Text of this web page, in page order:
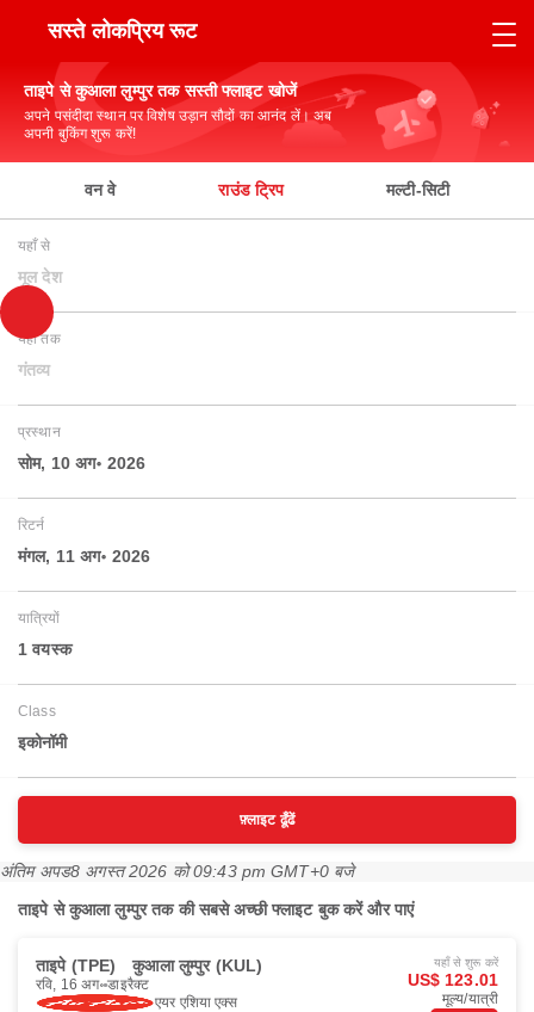
सस्ते लोकप्रिय रूट
ताइपे से कुआला लुम्पुर तक सस्ती फ्लाइट खोजें
अपने पसंदीदा स्थान पर विशेष उड़ान सौदों का आनंद लें। अब
अपनी बुकिंग शुरू करें!
वन वे राउंड ट्रिप मल्टी-सिटी
यहाँ से
मूल देश
यहाँ तक
गंतव्य
प्रस्थान
सोम, 10 अग॰ 2026
रिटर्न
मंगल, 11 अग॰ 2026
यात्रियों
1 वयस्‍क
Class
इकोनॉमी
फ़्लाइट ढूँढें
अंतिम अपड8 अगस्त 2026 को 09:43 pm GMT+0 बजे
ताइपे से कुआला लुम्पुर तक की सबसे अच्छी फ्लाइट बुक करें और पाएं
ताइपे (TPE) कुआला लुम्पुर (KUL)
रवि, 16 अग॰ डाइरैक्ट
एयर एशिया एक्स
यहाँ से शुरू करें
US$ 123.01
मूल्य/यात्री